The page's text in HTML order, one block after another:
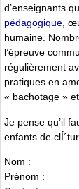
d’enseignants
pédagogique,
humaine.
l’épreuve
régulièrement
pratiques en
« bachotage »
Je pense qu’il
enfants de
Nom :
Prénom :